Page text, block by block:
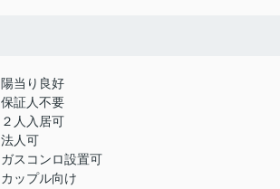
陽当り良好
保証人不要
２人入居可
法人可
ガスコンロ設置可
カップル向け